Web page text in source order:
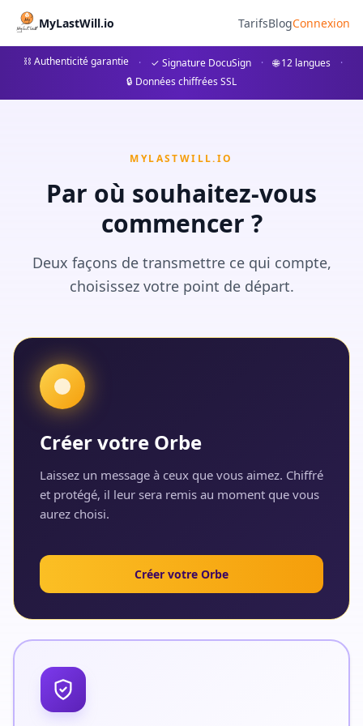
MyLastWill.io TarifsBlogConnexion
⛓ Authenticité garantie · ✓ Signature DocuSign · 🌐 12 langues
·
🔒 Données chiffrées SSL
MYLASTWILL.IO
Par où souhaitez-vous
commencer ?
Deux façons de transmettre ce qui compte,
choisissez votre point de départ.
Créer votre Orbe
Laissez un message à ceux que vous aimez. Chiffré
et protégé, il leur sera remis au moment que vous
aurez choisi.
Créer votre Orbe
Die Kosten nach dem Tod
Bestattungskosten, Nachlassgebühren,
## Einführung: Die wahren finanziellen Kosten des